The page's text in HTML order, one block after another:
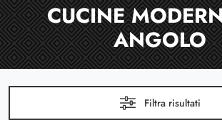
CUCINE
ANGOLO
Filtra risultati